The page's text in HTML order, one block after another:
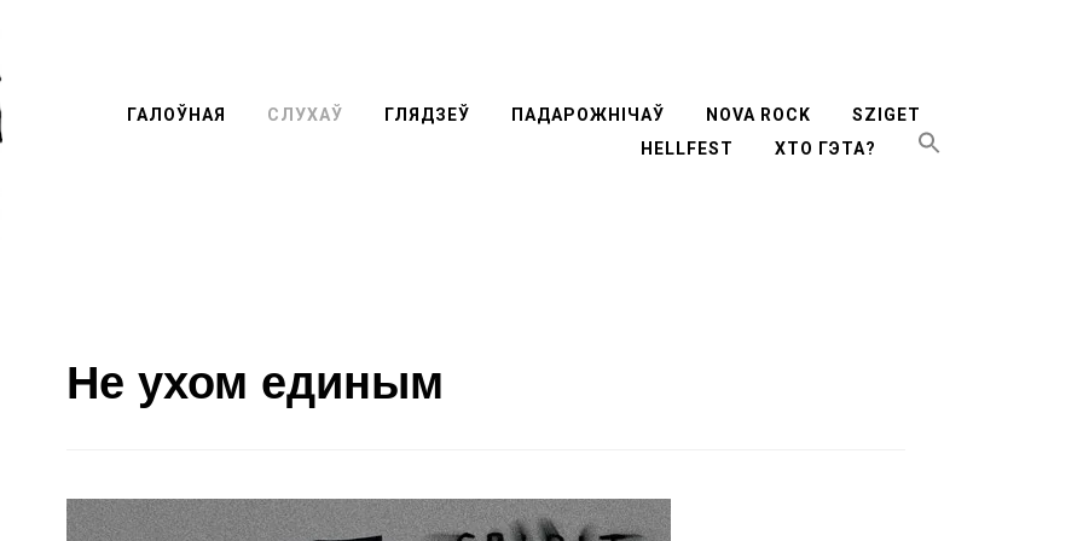
Перейти
ГАЛОЎНАЯ СЛУХАЎ ГЛЯДЗЕЎ ПАДАРОЖНІЧАЎ NOVA ROCK
SZIGET
HELLFEST
ХТО ГЭТА?
Не ухом единым